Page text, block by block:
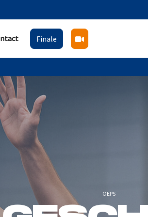
Finale
OEPS